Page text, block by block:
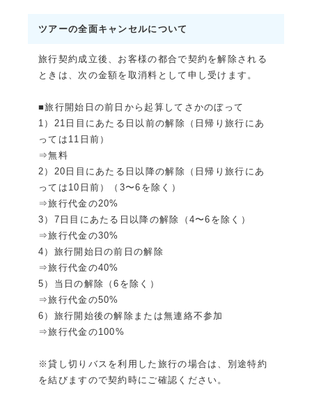
ツアーの全面キャンセルについて
旅行契約成立後、お客様の都合で契約を解除される
ときは、次の金額を取消料として申し受けます。
■旅行開始日の前日から起算してさかのぼって
1）21日目にあたる日以前の解除（日帰り旅行にあ
っては11日前）
⇒無料
2）20日目にあたる日以降の解除（日帰り旅行にあ
っては10日前）（3〜6を除く）
⇒旅行代金の20%
3）7日目にあたる日以降の解除（4〜6を除く）
⇒旅行代金の30%
4）旅行開始日の前日の解除
⇒旅行代金の40%
5）当日の解除（6を除く）
⇒旅行代金の50%
6）旅行開始後の解除または無連絡不参加
⇒旅行代金の100%
※貸し切りバスを利用した旅行の場合は、別途特約
を結びますので契約時にご確認ください。